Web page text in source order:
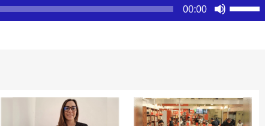
00:00
aumentar
o